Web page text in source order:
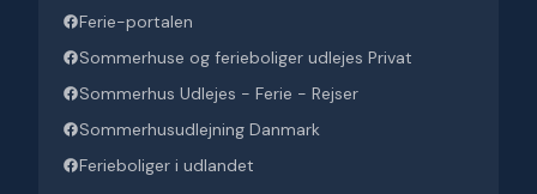
Ferie-portalen
Sommerhuse og ferieboliger udlejes Privat
Sommerhus Udlejes - Ferie - Rejser
Sommerhusudlejning Danmark
Ferieboliger i udlandet